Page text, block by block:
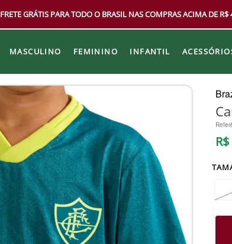
FRETE GRÁTIS PARA TODO O BRASIL NAS COMPRAS ACIMA DE R$
MASCULINO FEMININO INFANTIL
R$